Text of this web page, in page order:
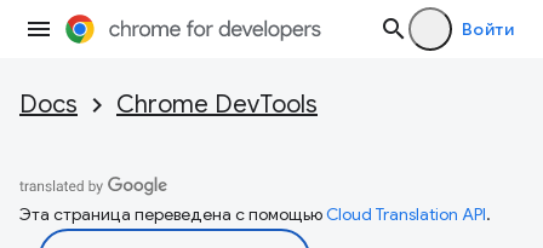
Войти
Docs Chrome DevTools
Эта страница переведена с помощьюCloud Translation API.